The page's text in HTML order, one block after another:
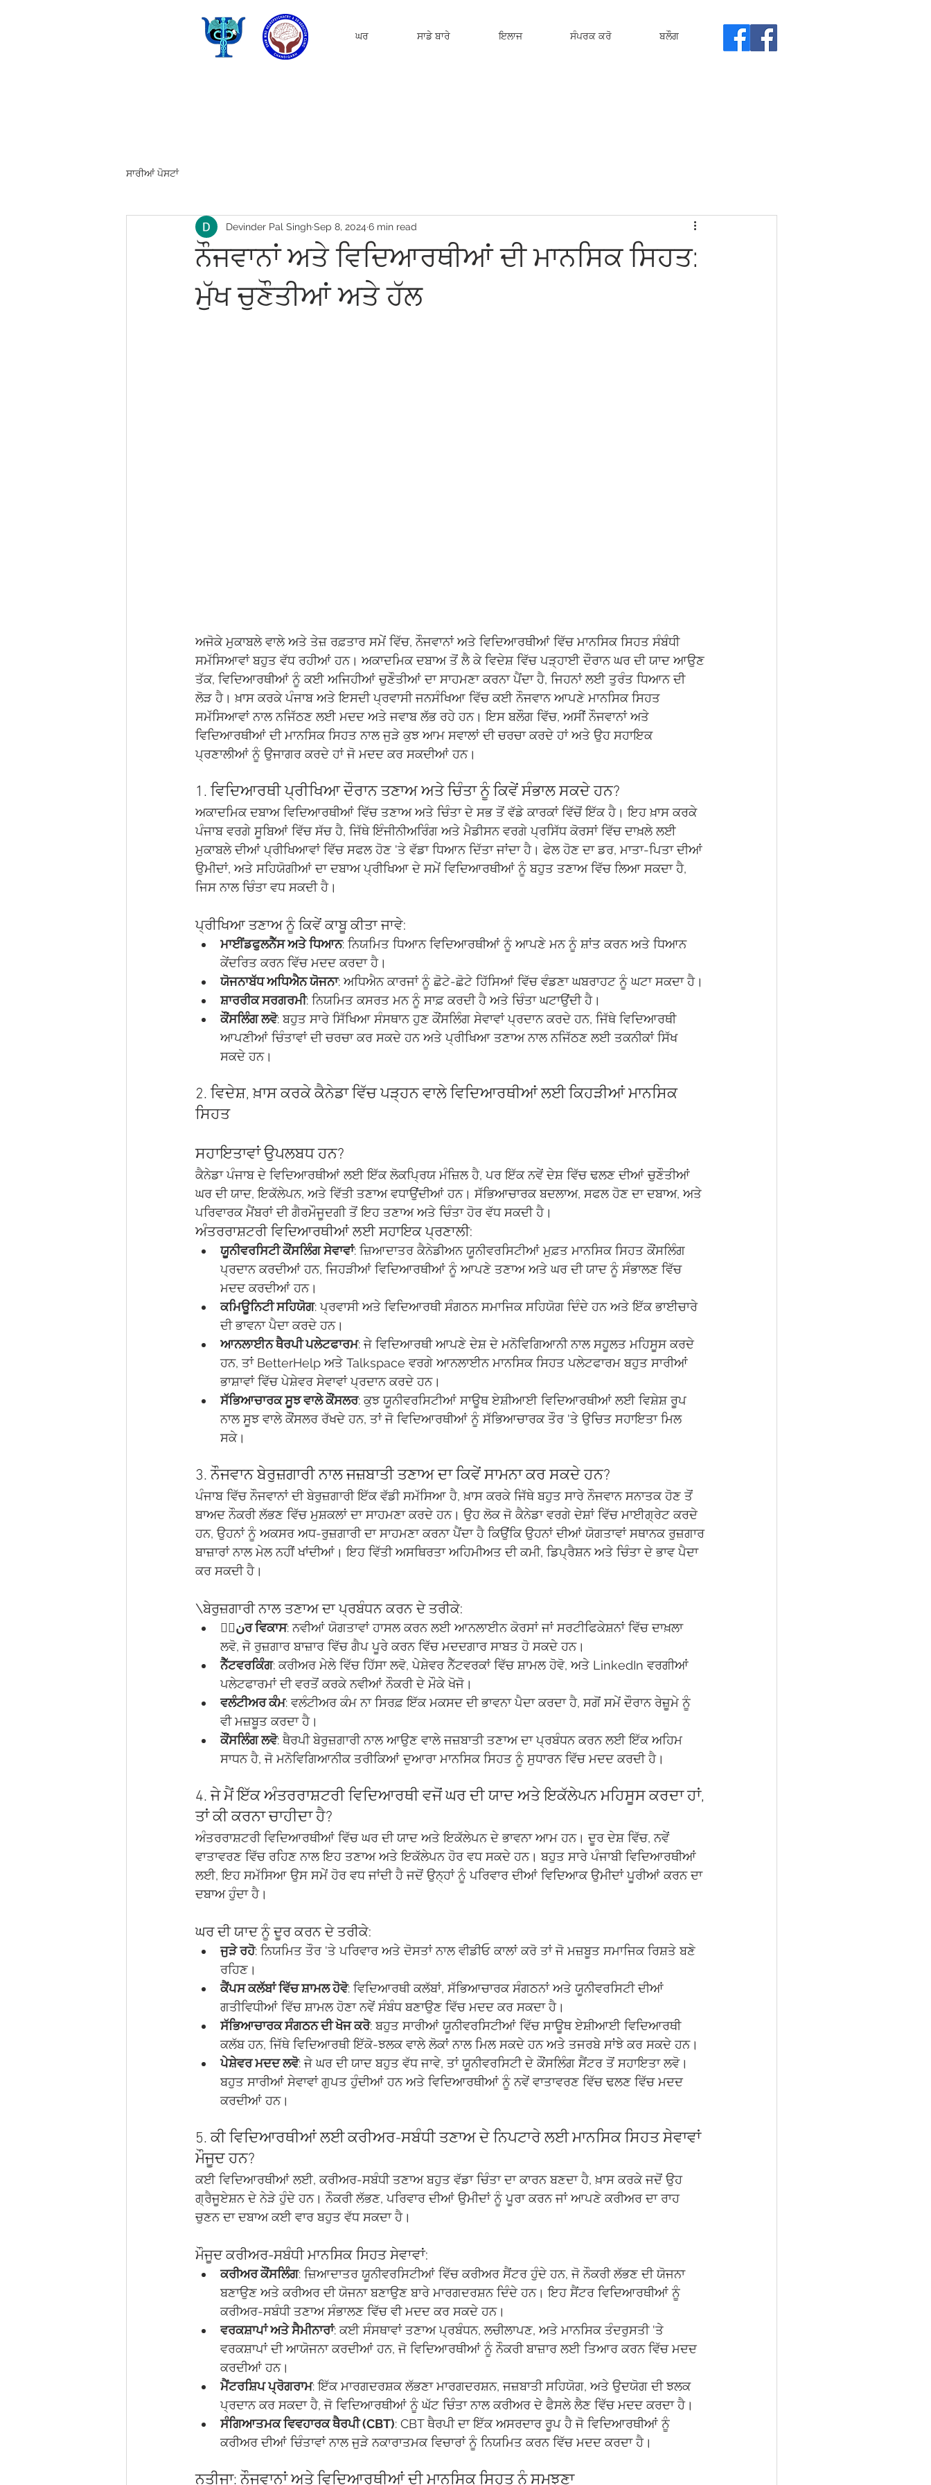
ਘਰ ਸਾਡੇ ਬਾਰੇ ਇਲਾਜ ਸੰਪਰਕ ਕਰੋ ਬਲੌਗ
ਸਾਰੀਆਂ ਪੋਸਟਾਂ
ਨੌਜਵਾਨਾਂ ਅਤੇ ਵਿਦਿਆਰਥੀਆਂ ਦੀ ਮਾਨਸਿਕ ਸਿਹਤ:
ਮੁੱਖ ਚੁਣੌਤੀਆਂ ਅਤੇ ਹੱਲ
Devinder Pal SinghSep 8, 2024 6 min read
ਅਜੋਕੇ ਮੁਕਾਬਲੇ ਵਾਲੇ ਅਤੇ ਤੇਜ਼ ਰਫ਼ਤਾਰ ਸਮੇਂ ਵਿੱਚ, ਨੌਜਵਾਨਾਂ ਅਤੇ ਵਿਦਿਆਰਥੀਆਂ ਵਿੱਚ ਮਾਨਸਿਕ ਸਿਹਤ ਸੰਬੰਧੀ
ਸਮੱਸਿਆਵਾਂ ਬਹੁਤ ਵੱਧ ਰਹੀਆਂ ਹਨ। ਅਕਾਦਮਿਕ ਦਬਾਅ ਤੋਂ ਲੈ ਕੇ ਵਿਦੇਸ਼ ਵਿੱਚ ਪੜ੍ਹਾਈ ਦੌਰਾਨ ਘਰ ਦੀ ਯਾਦ ਆਉਣ
ਤੱਕ, ਵਿਦਿਆਰਥੀਆਂ ਨੂੰ ਕਈ ਅਜਿਹੀਆਂ ਚੁਣੌਤੀਆਂ ਦਾ ਸਾਹਮਣਾ ਕਰਨਾ ਪੈਂਦਾ ਹੈ, ਜਿਹਨਾਂ ਲਈ ਤੁਰੰਤ ਧਿਆਨ ਦੀ
ਲੋੜ ਹੈ। ਖ਼ਾਸ ਕਰਕੇ ਪੰਜਾਬ ਅਤੇ ਇਸਦੀ ਪ੍ਰਵਾਸੀ ਜਨਸੰਖਿਆ ਵਿੱਚ ਕਈ ਨੌਜਵਾਨ ਆਪਣੇ ਮਾਨਸਿਕ ਸਿਹਤ
ਸਮੱਸਿਆਵਾਂ ਨਾਲ ਨਜਿੱਠਣ ਲਈ ਮਦਦ ਅਤੇ ਜਵਾਬ ਲੱਭ ਰਹੇ ਹਨ। ਇਸ ਬਲੌਗ ਵਿੱਚ, ਅਸੀਂ ਨੌਜਵਾਨਾਂ ਅਤੇ
ਵਿਦਿਆਰਥੀਆਂ ਦੀ ਮਾਨਸਿਕ ਸਿਹਤ ਨਾਲ ਜੁੜੇ ਕੁਝ ਆਮ ਸਵਾਲਾਂ ਦੀ ਚਰਚਾ ਕਰਦੇ ਹਾਂ ਅਤੇ ਉਹ ਸਹਾਇਕ
ਪ੍ਰਣਾਲੀਆਂ ਨੂੰ ਉਜਾਗਰ ਕਰਦੇ ਹਾਂ ਜੋ ਮਦਦ ਕਰ ਸਕਦੀਆਂ ਹਨ।
1. ਵਿਦਿਆਰਥੀ ਪ੍ਰੀਖਿਆ ਦੌਰਾਨ ਤਣਾਅ ਅਤੇ ਚਿੰਤਾ ਨੂੰ ਕਿਵੇਂ ਸੰਭਾਲ ਸਕਦੇ ਹਨ?
ਅਕਾਦਮਿਕ ਦਬਾਅ ਵਿਦਿਆਰਥੀਆਂ ਵਿੱਚ ਤਣਾਅ ਅਤੇ ਚਿੰਤਾ ਦੇ ਸਭ ਤੋਂ ਵੱਡੇ ਕਾਰਕਾਂ ਵਿੱਚੋਂ ਇੱਕ ਹੈ। ਇਹ ਖ਼ਾਸ ਕਰਕੇ
ਪੰਜਾਬ ਵਰਗੇ ਸੂਬਿਆਂ ਵਿੱਚ ਸੱਚ ਹੈ, ਜਿੱਥੇ ਇੰਜੀਨੀਅਰਿੰਗ ਅਤੇ ਮੈਡੀਸਨ ਵਰਗੇ ਪ੍ਰਸਿੱਧ ਕੋਰਸਾਂ ਵਿੱਚ ਦਾਖ਼ਲੇ ਲਈ
ਮੁਕਾਬਲੇ ਦੀਆਂ ਪ੍ਰੀਖਿਆਵਾਂ ਵਿੱਚ ਸਫਲ ਹੋਣ 'ਤੇ ਵੱਡਾ ਧਿਆਨ ਦਿੱਤਾ ਜਾਂਦਾ ਹੈ। ਫੇਲ ਹੋਣ ਦਾ ਡਰ, ਮਾਤਾ-ਪਿਤਾ ਦੀਆਂ
ਉਮੀਦਾਂ, ਅਤੇ ਸਹਿਯੋਗੀਆਂ ਦਾ ਦਬਾਅ ਪ੍ਰੀਖਿਆ ਦੇ ਸਮੇਂ ਵਿਦਿਆਰਥੀਆਂ ਨੂੰ ਬਹੁਤ ਤਣਾਅ ਵਿੱਚ ਲਿਆ ਸਕਦਾ ਹੈ,
ਜਿਸ ਨਾਲ ਚਿੰਤਾ ਵਧ ਸਕਦੀ ਹੈ।
ਪ੍ਰੀਖਿਆ ਤਣਾਅ ਨੂੰ ਕਿਵੇਂ ਕਾਬੂ ਕੀਤਾ ਜਾਵੇ:
ਮਾਈਂਡਫੁਲਨੈੱਸ ਅਤੇ ਧਿਆਨ: ਨਿਯਮਿਤ ਧਿਆਨ ਵਿਦਿਆਰਥੀਆਂ ਨੂੰ ਆਪਣੇ ਮਨ ਨੂੰ ਸ਼ਾਂਤ ਕਰਨ ਅਤੇ ਧਿਆਨ
ਕੇਂਦਰਿਤ ਕਰਨ ਵਿੱਚ ਮਦਦ ਕਰਦਾ ਹੈ।
ਯੋਜਨਾਬੱਧ ਅਧਿਐਨ ਯੋਜਨਾ: ਅਧਿਐਨ ਕਾਰਜਾਂ ਨੂੰ ਛੋਟੇ-ਛੋਟੇ ਹਿੱਸਿਆਂ ਵਿੱਚ ਵੰਡਣਾ ਘਬਰਾਹਟ ਨੂੰ ਘਟਾ ਸਕਦਾ ਹੈ।
ਸ਼ਾਰਰੀਕ ਸਰਗਰਮੀ: ਨਿਯਮਿਤ ਕਸਰਤ ਮਨ ਨੂੰ ਸਾਫ਼ ਕਰਦੀ ਹੈ ਅਤੇ ਚਿੰਤਾ ਘਟਾਉਂਦੀ ਹੈ।
ਕੌਂਸਲਿੰਗ ਲਵੋ: ਬਹੁਤ ਸਾਰੇ ਸਿੱਖਿਆ ਸੰਸਥਾਨ ਹੁਣ ਕੌਂਸਲਿੰਗ ਸੇਵਾਵਾਂ ਪ੍ਰਦਾਨ ਕਰਦੇ ਹਨ, ਜਿੱਥੇ ਵਿਦਿਆਰਥੀ
ਆਪਣੀਆਂ ਚਿੰਤਾਵਾਂ ਦੀ ਚਰਚਾ ਕਰ ਸਕਦੇ ਹਨ ਅਤੇ ਪ੍ਰੀਖਿਆ ਤਣਾਅ ਨਾਲ ਨਜਿੱਠਣ ਲਈ ਤਕਨੀਕਾਂ ਸਿੱਖ
ਸਕਦੇ ਹਨ।
2. ਵਿਦੇਸ਼, ਖ਼ਾਸ ਕਰਕੇ ਕੈਨੇਡਾ ਵਿੱਚ ਪੜ੍ਹਨ ਵਾਲੇ ਵਿਦਿਆਰਥੀਆਂ ਲਈ ਕਿਹੜੀਆਂ ਮਾਨਸਿਕ
ਸਿਹਤ
ਸਹਾਇਤਾਵਾਂ ਉਪਲਬਧ ਹਨ?
ਕੈਨੇਡਾ ਪੰਜਾਬ ਦੇ ਵਿਦਿਆਰਥੀਆਂ ਲਈ ਇੱਕ ਲੋਕਪ੍ਰਿਯ ਮੰਜ਼ਿਲ ਹੈ, ਪਰ ਇੱਕ ਨਵੇਂ ਦੇਸ਼ ਵਿੱਚ ਢਲਣ ਦੀਆਂ ਚੁਣੌਤੀਆਂ
ਘਰ ਦੀ ਯਾਦ, ਇਕੱਲੇਪਨ, ਅਤੇ ਵਿੱਤੀ ਤਣਾਅ ਵਧਾਉਂਦੀਆਂ ਹਨ। ਸੱਭਿਆਚਾਰਕ ਬਦਲਾਅ, ਸਫਲ ਹੋਣ ਦਾ ਦਬਾਅ, ਅਤੇ
ਪਰਿਵਾਰਕ ਮੈਂਬਰਾਂ ਦੀ ਗੈਰਮੌਜੂਦਗੀ ਤੋਂ ਇਹ ਤਣਾਅ ਅਤੇ ਚਿੰਤਾ ਹੋਰ ਵੱਧ ਸਕਦੀ ਹੈ।
ਅੰਤਰਰਾਸ਼ਟਰੀ ਵਿਦਿਆਰਥੀਆਂ ਲਈ ਸਹਾਇਕ ਪ੍ਰਣਾਲੀ:
ਯੂਨੀਵਰਸਿਟੀ ਕੌਂਸਲਿੰਗ ਸੇਵਾਵਾਂ: ਜ਼ਿਆਦਾਤਰ ਕੈਨੇਡੀਅਨ ਯੂਨੀਵਰਸਿਟੀਆਂ ਮੁਫ਼ਤ ਮਾਨਸਿਕ ਸਿਹਤ ਕੌਂਸਲਿੰਗ
ਪ੍ਰਦਾਨ ਕਰਦੀਆਂ ਹਨ, ਜਿਹੜੀਆਂ ਵਿਦਿਆਰਥੀਆਂ ਨੂੰ ਆਪਣੇ ਤਣਾਅ ਅਤੇ ਘਰ ਦੀ ਯਾਦ ਨੂੰ ਸੰਭਾਲਣ ਵਿੱਚ
ਮਦਦ ਕਰਦੀਆਂ ਹਨ।
ਕਮਿਊਨਿਟੀ ਸਹਿਯੋਗ: ਪ੍ਰਵਾਸੀ ਅਤੇ ਵਿਦਿਆਰਥੀ ਸੰਗਠਨ ਸਮਾਜਿਕ ਸਹਿਯੋਗ ਦਿੰਦੇ ਹਨ ਅਤੇ ਇੱਕ ਭਾਈਚਾਰੇ
ਦੀ ਭਾਵਨਾ ਪੈਦਾ ਕਰਦੇ ਹਨ।
ਆਨਲਾਈਨ ਥੈਰਪੀ ਪਲੇਟਫਾਰਮ: ਜੇ ਵਿਦਿਆਰਥੀ ਆਪਣੇ ਦੇਸ਼ ਦੇ ਮਨੋਵਿਗਿਆਨੀ ਨਾਲ ਸਹੂਲਤ ਮਹਿਸੂਸ ਕਰਦੇ
ਹਨ, ਤਾਂ BetterHelp ਅਤੇ Talkspace ਵਰਗੇ ਆਨਲਾਈਨ ਮਾਨਸਿਕ ਸਿਹਤ ਪਲੇਟਫਾਰਮ ਬਹੁਤ ਸਾਰੀਆਂ
ਭਾਸ਼ਾਵਾਂ ਵਿੱਚ ਪੇਸ਼ੇਵਰ ਸੇਵਾਵਾਂ ਪ੍ਰਦਾਨ ਕਰਦੇ ਹਨ।
ਸੱਭਿਆਚਾਰਕ ਸੂਝ ਵਾਲੇ ਕੌਂਸਲਰ: ਕੁਝ ਯੂਨੀਵਰਸਿਟੀਆਂ ਸਾਊਥ ਏਸ਼ੀਆਈ ਵਿਦਿਆਰਥੀਆਂ ਲਈ ਵਿਸ਼ੇਸ਼ ਰੂਪ
ਨਾਲ ਸੂਝ ਵਾਲੇ ਕੌਂਸਲਰ ਰੱਖਦੇ ਹਨ, ਤਾਂ ਜੋ ਵਿਦਿਆਰਥੀਆਂ ਨੂੰ ਸੱਭਿਆਚਾਰਕ ਤੌਰ 'ਤੇ ਉਚਿਤ ਸਹਾਇਤਾ ਮਿਲ
ਸਕੇ।
3. ਨੌਜਵਾਨ ਬੇਰੁਜ਼ਗਾਰੀ ਨਾਲ ਜਜ਼ਬਾਤੀ ਤਣਾਅ ਦਾ ਕਿਵੇਂ ਸਾਮਨਾ ਕਰ ਸਕਦੇ ਹਨ?
ਪੰਜਾਬ ਵਿੱਚ ਨੌਜਵਾਨਾਂ ਦੀ ਬੇਰੁਜ਼ਗਾਰੀ ਇੱਕ ਵੱਡੀ ਸਮੱਸਿਆ ਹੈ, ਖ਼ਾਸ ਕਰਕੇ ਜਿੱਥੇ ਬਹੁਤ ਸਾਰੇ ਨੌਜਵਾਨ ਸਨਾਤਕ ਹੋਣ ਤੋਂ
ਬਾਅਦ ਨੌਕਰੀ ਲੱਭਣ ਵਿੱਚ ਮੁਸ਼ਕਲਾਂ ਦਾ ਸਾਹਮਣਾ ਕਰਦੇ ਹਨ। ਉਹ ਲੋਕ ਜੋ ਕੈਨੇਡਾ ਵਰਗੇ ਦੇਸ਼ਾਂ ਵਿੱਚ ਮਾਈਗ੍ਰੇਟ ਕਰਦੇ
ਹਨ, ਉਹਨਾਂ ਨੂੰ ਅਕਸਰ ਅਧ-ਰੁਜ਼ਗਾਰੀ ਦਾ ਸਾਹਮਣਾ ਕਰਨਾ ਪੈਂਦਾ ਹੈ ਕਿਉਂਕਿ ਉਹਨਾਂ ਦੀਆਂ ਯੋਗਤਾਵਾਂ ਸਥਾਨਕ ਰੁਜ਼ਗਾਰ
ਬਾਜ਼ਾਰਾਂ ਨਾਲ ਮੇਲ ਨਹੀਂ ਖਾਂਦੀਆਂ। ਇਹ ਵਿੱਤੀ ਅਸਥਿਰਤਾ ਅਹਿਮੀਅਤ ਦੀ ਕਮੀ, ਡਿਪ੍ਰੈਸ਼ਨ ਅਤੇ ਚਿੰਤਾ ਦੇ ਭਾਵ ਪੈਦਾ
ਕਰ ਸਕਦੀ ਹੈ।
\ਬੇਰੁਜ਼ਗਾਰੀ ਨਾਲ ਤਣਾਅ ਦਾ ਪ੍ਰਬੰਧਨ ਕਰਨ ਦੇ ਤਰੀਕੇ:
ਹُنਰ ਵਿਕਾਸ: ਨਵੀਆਂ ਯੋਗਤਾਵਾਂ ਹਾਸਲ ਕਰਨ ਲਈ ਆਨਲਾਈਨ ਕੋਰਸਾਂ ਜਾਂ ਸਰਟੀਫਿਕੇਸ਼ਨਾਂ ਵਿੱਚ ਦਾਖ਼ਲਾ
ਲਵੋ, ਜੋ ਰੁਜ਼ਗਾਰ ਬਾਜ਼ਾਰ ਵਿੱਚ ਗੈਪ ਪੂਰੇ ਕਰਨ ਵਿੱਚ ਮਦਦਗਾਰ ਸਾਬਤ ਹੋ ਸਕਦੇ ਹਨ।
ਨੈੱਟਵਰਕਿੰਗ: ਕਰੀਅਰ ਮੇਲੇ ਵਿੱਚ ਹਿੱਸਾ ਲਵੋ, ਪੇਸ਼ੇਵਰ ਨੈੱਟਵਰਕਾਂ ਵਿੱਚ ਸ਼ਾਮਲ ਹੋਵੋ, ਅਤੇ LinkedIn ਵਰਗੀਆਂ
ਪਲੇਟਫਾਰਮਾਂ ਦੀ ਵਰਤੋਂ ਕਰਕੇ ਨਵੀਆਂ ਨੌਕਰੀ ਦੇ ਮੌਕੇ ਖੋਜੋ।
ਵਲੰਟੀਅਰ ਕੰਮ: ਵਲੰਟੀਅਰ ਕੰਮ ਨਾ ਸਿਰਫ਼ ਇੱਕ ਮਕਸਦ ਦੀ ਭਾਵਨਾ ਪੈਦਾ ਕਰਦਾ ਹੈ, ਸਗੋਂ ਸਮੇਂ ਦੌਰਾਨ ਰੇਜ਼ੂਮੇ ਨੂੰ
ਵੀ ਮਜ਼ਬੂਤ ਕਰਦਾ ਹੈ।
ਕੌਂਸਲਿੰਗ ਲਵੋ: ਥੈਰਪੀ ਬੇਰੁਜ਼ਗਾਰੀ ਨਾਲ ਆਉਣ ਵਾਲੇ ਜਜ਼ਬਾਤੀ ਤਣਾਅ ਦਾ ਪ੍ਰਬੰਧਨ ਕਰਨ ਲਈ ਇੱਕ ਅਹਿਮ
ਸਾਧਨ ਹੈ, ਜੋ ਮਨੋਵਿਗਿਆਨੀਕ ਤਰੀਕਿਆਂ ਦੁਆਰਾ ਮਾਨਸਿਕ ਸਿਹਤ ਨੂੰ ਸੁਧਾਰਨ ਵਿੱਚ ਮਦਦ ਕਰਦੀ ਹੈ।
4. ਜੇ ਮੈਂ ਇੱਕ ਅੰਤਰਰਾਸ਼ਟਰੀ ਵਿਦਿਆਰਥੀ ਵਜੋਂ ਘਰ ਦੀ ਯਾਦ ਅਤੇ ਇਕੱਲੇਪਨ ਮਹਿਸੂਸ ਕਰਦਾ ਹਾਂ,
ਤਾਂ ਕੀ ਕਰਨਾ ਚਾਹੀਦਾ ਹੈ?
ਅੰਤਰਰਾਸ਼ਟਰੀ ਵਿਦਿਆਰਥੀਆਂ ਵਿੱਚ ਘਰ ਦੀ ਯਾਦ ਅਤੇ ਇਕੱਲੇਪਨ ਦੇ ਭਾਵਨਾ ਆਮ ਹਨ। ਦੂਰ ਦੇਸ਼ ਵਿੱਚ, ਨਵੇਂ
ਵਾਤਾਵਰਣ ਵਿੱਚ ਰਹਿਣ ਨਾਲ ਇਹ ਤਣਾਅ ਅਤੇ ਇਕੱਲੇਪਨ ਹੋਰ ਵਧ ਸਕਦੇ ਹਨ। ਬਹੁਤ ਸਾਰੇ ਪੰਜਾਬੀ ਵਿਦਿਆਰਥੀਆਂ
ਲਈ, ਇਹ ਸਮੱਸਿਆ ਉਸ ਸਮੇਂ ਹੋਰ ਵਧ ਜਾਂਦੀ ਹੈ ਜਦੋਂ ਉਨ੍ਹਾਂ ਨੂੰ ਪਰਿਵਾਰ ਦੀਆਂ ਵਿਦਿਆਕ ਉਮੀਦਾਂ ਪੂਰੀਆਂ ਕਰਨ ਦਾ
ਦਬਾਅ ਹੁੰਦਾ ਹੈ।
ਘਰ ਦੀ ਯਾਦ ਨੂੰ ਦੂਰ ਕਰਨ ਦੇ ਤਰੀਕੇ:
ਜੁੜੇ ਰਹੋ: ਨਿਯਮਿਤ ਤੌਰ 'ਤੇ ਪਰਿਵਾਰ ਅਤੇ ਦੋਸਤਾਂ ਨਾਲ ਵੀਡੀਓ ਕਾਲਾਂ ਕਰੋ ਤਾਂ ਜੋ ਮਜ਼ਬੂਤ ਸਮਾਜਿਕ ਰਿਸ਼ਤੇ ਬਣੇ
ਰਹਿਣ।
ਕੈਂਪਸ ਕਲੱਬਾਂ ਵਿੱਚ ਸ਼ਾਮਲ ਹੋਵੋ: ਵਿਦਿਆਰਥੀ ਕਲੱਬਾਂ, ਸੱਭਿਆਚਾਰਕ ਸੰਗਠਨਾਂ ਅਤੇ ਯੂਨੀਵਰਸਿਟੀ ਦੀਆਂ
ਗਤੀਵਿਧੀਆਂ ਵਿੱਚ ਸ਼ਾਮਲ ਹੋਣਾ ਨਵੇਂ ਸੰਬੰਧ ਬਣਾਉਣ ਵਿੱਚ ਮਦਦ ਕਰ ਸਕਦਾ ਹੈ।
ਸੱਭਿਆਚਾਰਕ ਸੰਗਠਨ ਦੀ ਖੋਜ ਕਰੋ: ਬਹੁਤ ਸਾਰੀਆਂ ਯੂਨੀਵਰਸਿਟੀਆਂ ਵਿੱਚ ਸਾਊਥ ਏਸ਼ੀਆਈ ਵਿਦਿਆਰਥੀ
ਕਲੱਬ ਹਨ, ਜਿੱਥੇ ਵਿਦਿਆਰਥੀ ਇੱਕੋ-ਝਲਕ ਵਾਲੇ ਲੋਕਾਂ ਨਾਲ ਮਿਲ ਸਕਦੇ ਹਨ ਅਤੇ ਤਜਰਬੇ ਸਾਂਝੇ ਕਰ ਸਕਦੇ ਹਨ।
ਪੇਸ਼ੇਵਰ ਮਦਦ ਲਵੋ: ਜੇ ਘਰ ਦੀ ਯਾਦ ਬਹੁਤ ਵੱਧ ਜਾਵੇ, ਤਾਂ ਯੂਨੀਵਰਸਿਟੀ ਦੇ ਕੌਂਸਲਿੰਗ ਸੈਂਟਰ ਤੋਂ ਸਹਾਇਤਾ ਲਵੋ।
ਬਹੁਤ ਸਾਰੀਆਂ ਸੇਵਾਵਾਂ ਗੁਪਤ ਹੁੰਦੀਆਂ ਹਨ ਅਤੇ ਵਿਦਿਆਰਥੀਆਂ ਨੂੰ ਨਵੇਂ ਵਾਤਾਵਰਣ ਵਿੱਚ ਢਲਣ ਵਿੱਚ ਮਦਦ
ਕਰਦੀਆਂ ਹਨ।
5. ਕੀ ਵਿਦਿਆਰਥੀਆਂ ਲਈ ਕਰੀਅਰ-ਸਬੰਧੀ ਤਣਾਅ ਦੇ ਨਿਪਟਾਰੇ ਲਈ ਮਾਨਸਿਕ ਸਿਹਤ ਸੇਵਾਵਾਂ
ਮੌਜੂਦ ਹਨ?
ਕਈ ਵਿਦਿਆਰਥੀਆਂ ਲਈ, ਕਰੀਅਰ-ਸਬੰਧੀ ਤਣਾਅ ਬਹੁਤ ਵੱਡਾ ਚਿੰਤਾ ਦਾ ਕਾਰਨ ਬਣਦਾ ਹੈ, ਖ਼ਾਸ ਕਰਕੇ ਜਦੋਂ ਉਹ
ਗ੍ਰੈਜੂਏਸ਼ਨ ਦੇ ਨੇੜੇ ਹੁੰਦੇ ਹਨ। ਨੌਕਰੀ ਲੱਭਣ, ਪਰਿਵਾਰ ਦੀਆਂ ਉਮੀਦਾਂ ਨੂੰ ਪੂਰਾ ਕਰਨ ਜਾਂ ਆਪਣੇ ਕਰੀਅਰ ਦਾ ਰਾਹ
ਚੁਣਨ ਦਾ ਦਬਾਅ ਕਈ ਵਾਰ ਬਹੁਤ ਵੱਧ ਸਕਦਾ ਹੈ।
ਮੌਜੂਦ ਕਰੀਅਰ-ਸਬੰਧੀ ਮਾਨਸਿਕ ਸਿਹਤ ਸੇਵਾਵਾਂ:
ਕਰੀਅਰ ਕੌਂਸਲਿੰਗ: ਜ਼ਿਆਦਾਤਰ ਯੂਨੀਵਰਸਿਟੀਆਂ ਵਿੱਚ ਕਰੀਅਰ ਸੈਂਟਰ ਹੁੰਦੇ ਹਨ, ਜੋ ਨੌਕਰੀ ਲੱਭਣ ਦੀ ਯੋਜਨਾ
ਬਣਾਉਣ ਅਤੇ ਕਰੀਅਰ ਦੀ ਯੋਜਨਾ ਬਣਾਉਣ ਬਾਰੇ ਮਾਰਗਦਰਸ਼ਨ ਦਿੰਦੇ ਹਨ। ਇਹ ਸੈਂਟਰ ਵਿਦਿਆਰਥੀਆਂ ਨੂੰ
ਕਰੀਅਰ-ਸਬੰਧੀ ਤਣਾਅ ਸੰਭਾਲਣ ਵਿੱਚ ਵੀ ਮਦਦ ਕਰ ਸਕਦੇ ਹਨ।
ਵਰਕਸ਼ਾਪਾਂ ਅਤੇ ਸੈਮੀਨਾਰਾਂ: ਕਈ ਸੰਸਥਾਵਾਂ ਤਣਾਅ ਪ੍ਰਬੰਧਨ, ਲਚੀਲਾਪਣ, ਅਤੇ ਮਾਨਸਿਕ ਤੰਦਰੁਸਤੀ 'ਤੇ
ਵਰਕਸ਼ਾਪਾਂ ਦੀ ਆਯੋਜਨਾ ਕਰਦੀਆਂ ਹਨ, ਜੋ ਵਿਦਿਆਰਥੀਆਂ ਨੂੰ ਨੌਕਰੀ ਬਾਜ਼ਾਰ ਲਈ ਤਿਆਰ ਕਰਨ ਵਿੱਚ ਮਦਦ
ਕਰਦੀਆਂ ਹਨ।
ਮੈਂਟਰਸ਼ਿਪ ਪ੍ਰੋਗਰਾਮ: ਇੱਕ ਮਾਰਗਦਰਸ਼ਕ ਲੱਭਣਾ ਮਾਰਗਦਰਸ਼ਨ, ਜਜ਼ਬਾਤੀ ਸਹਿਯੋਗ, ਅਤੇ ਉਦਯੋਗ ਦੀ ਝਲਕ
ਪ੍ਰਦਾਨ ਕਰ ਸਕਦਾ ਹੈ, ਜੋ ਵਿਦਿਆਰਥੀਆਂ ਨੂੰ ਘੱਟ ਚਿੰਤਾ ਨਾਲ ਕਰੀਅਰ ਦੇ ਫੈਸਲੇ ਲੈਣ ਵਿੱਚ ਮਦਦ ਕਰਦਾ ਹੈ।
ਸੰਗਿਆਤਮਕ ਵਿਵਹਾਰਕ ਥੈਰਪੀ (CBT): CBT ਥੈਰਪੀ ਦਾ ਇੱਕ ਅਸਰਦਾਰ ਰੂਪ ਹੈ ਜੋ ਵਿਦਿਆਰਥੀਆਂ ਨੂੰ
ਕਰੀਅਰ ਦੀਆਂ ਚਿੰਤਾਵਾਂ ਨਾਲ ਜੁੜੇ ਨਕਾਰਾਤਮਕ ਵਿਚਾਰਾਂ ਨੂੰ ਨਿਯਮਿਤ ਕਰਨ ਵਿੱਚ ਮਦਦ ਕਰਦਾ ਹੈ।
ਨਤੀਜਾ: ਨੌਜਵਾਨਾਂ ਅਤੇ ਵਿਦਿਆਰਥੀਆਂ ਦੀ ਮਾਨਸਿਕ ਸਿਹਤ ਨੂੰ ਸਮਝਣਾ